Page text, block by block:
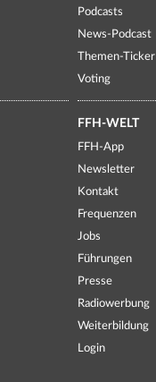
Podcasts
News-Podcast
Themen-Ticker
Voting
FFH-WELT
FFH-App
Newsletter
Kontakt
Frequenzen
Jobs
Führungen
Presse
Radiowerbung
Weiterbildung
Login